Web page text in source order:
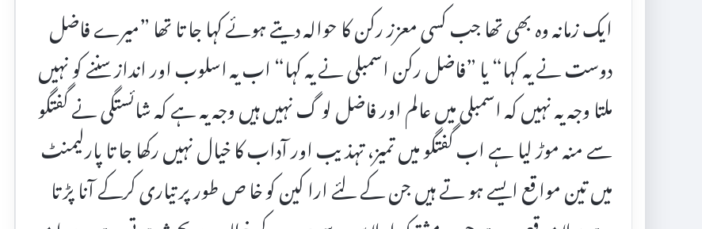
ایک زمانہ وہ بھی تھا جب کسی معزز رکن کا حوالہ دیتے ہوئے کہا جا تا تھا ”میرے فاضل
دوست نے یہ کہا“ یا ”فاضل رکن اسمبلی نے یہ کہا“ اب یہ اسلوب اور انداز سننے کو نہیں
ملتا وجہ یہ نہیں کہ اسمبلی میں عالم اور فاضل لو گ نہیں ہیں وجہ یہ ہے کہ شائستگی نے گفتگو
سے منہ موڑ لیا ہے اب گفتگو میں تمیز، تہذیب اور آداب کا خیال نہیں رکھا جا تا پارلیمنٹ
میں تین موا قع ایسے ہو تے ہیں جن کے لئے ارا کین کو خا ص طور پر تیاری کرکے آنا پڑ تا